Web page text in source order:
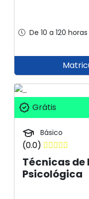
De 10 a 120 horas
Grátis
Básico
(0.0)
Técnicas de
Psicológica